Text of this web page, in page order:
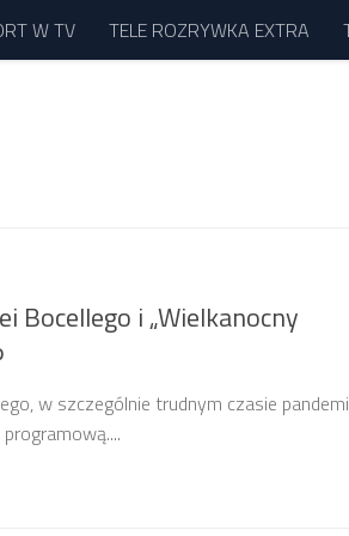
W TV TELE ROZRYWKA EXTRA
Bocellego i „Wielkanocny
w szczególnie trudnym czasie